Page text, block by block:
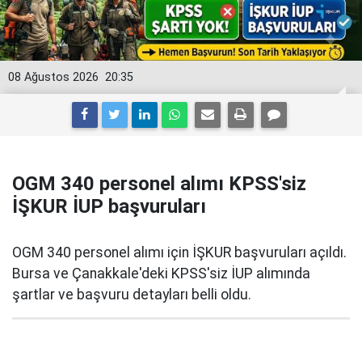
20:35
08 Ağustos 2026
OGM 340 personel alımı KPSS'siz
İŞKUR İUP başvuruları
OGM 340 personel alımı için İŞKUR başvuruları açıldı.
Bursa ve Çanakkale'deki KPSS'siz İUP alımında
şartlar ve başvuru detayları belli oldu.